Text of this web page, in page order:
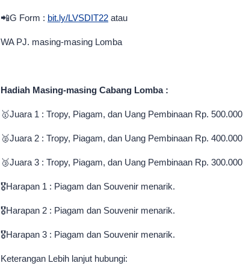
📲G Form : bit.ly/LVSDIT22 atau
WA PJ. masing-masing Lomba
Hadiah Masing-masing Cabang Lomba :
🥇Juara 1 : Tropy, Piagam, dan Uang Pembinaan Rp. 500.000
🥈Juara 2 : Tropy, Piagam, dan Uang Pembinaan Rp. 400.000
🥉Juara 3 : Tropy, Piagam, dan Uang Pembinaan Rp. 300.000
🎖️Harapan 1 : Piagam dan Souvenir menarik.
🎖️Harapan 2 : Piagam dan Souvenir menarik.
🎖️Harapan 3 : Piagam dan Souvenir menarik.
Keterangan Lebih lanjut hubungi: